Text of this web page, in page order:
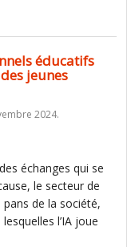
éducatifs
jeunes
2024.
échanges qui se
le secteur de
de la société,
l’IA joue